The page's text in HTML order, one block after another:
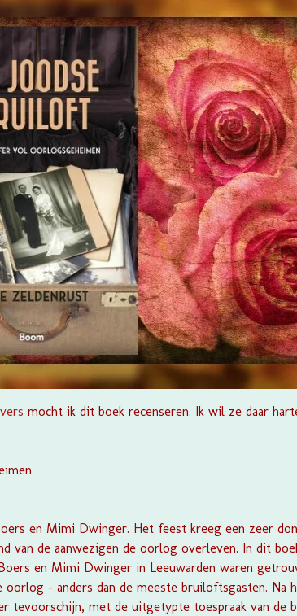
mocht ik dit boek recenseren. Ik wil ze daar
en Mimi Dwinger. Het feest kreeg een zeer
van de aanwezigen de oorlog overleven. In dit
en Mimi Dwinger in Leeuwarden waren
- anders dan de meeste bruiloftsgasten. Na
tevoorschijn, met de uitgetypte toespraak van de